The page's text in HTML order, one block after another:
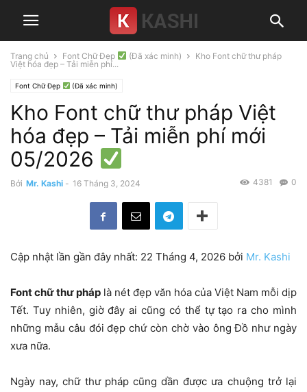
Trang chủ Font Chữ Đẹp (Đã xác minh)
Kho Font chữ thư pháp
Việt hóa đẹp – Tải miễn phí...
Font Chữ Đẹp (Đã xác minh)
Kho Font chữ thư pháp Việt
hóa đẹp – Tải miễn phí mới
05/2026
Bởi Mr. Kashi - 16 Tháng 3, 2024 0
4381
Cập nhật lần gần đây nhất: 22 Tháng 4, 2026 bởi Mr. Kashi
Font chữ thư pháp là nét đẹp văn hóa của Việt Nam mỗi dịp
Tết. Tuy nhiên, giờ đây ai cũng có thể tự tạo ra cho mình
những mẫu câu đói đẹp chứ còn chờ vào ông Đồ như ngày
xưa nữa.
Ngày nay, chữ thư pháp cũng dần được ưa chuộng trở lại